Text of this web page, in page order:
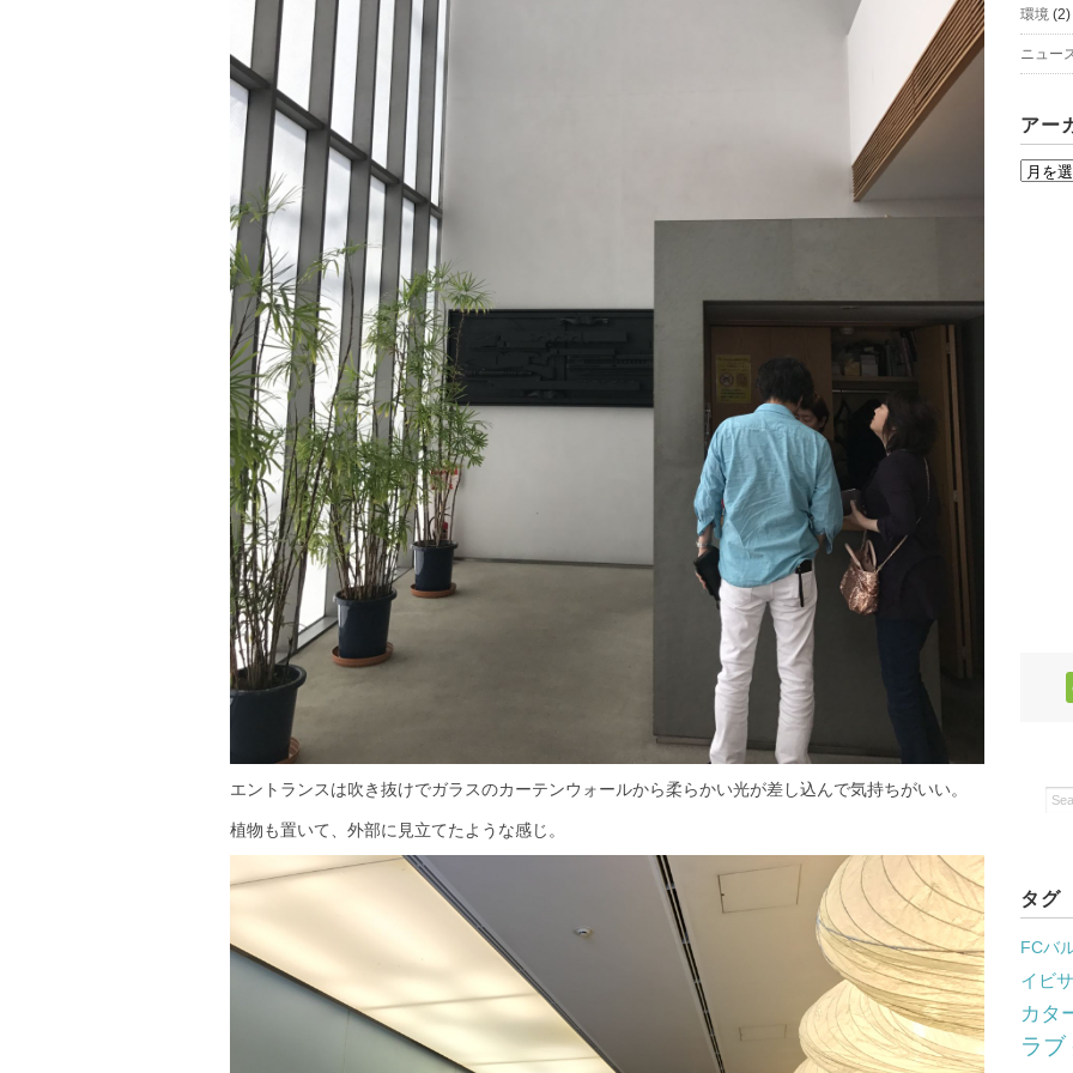
エントランスは吹き抜けでガラスのカーテンウォールから柔らかい光が差し込んで気持ちがいい。
植物も置いて、外部に見立てたような感じ。
環境 (2)
ニュー
アー
ア
タグ
FCバ
イビサ
カタ
ラブ